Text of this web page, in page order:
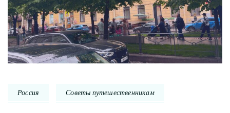
Россия Советы путешественникам